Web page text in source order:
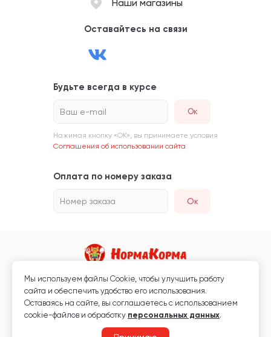
Наши магазины
Оставайтесь на связи
Будьте всегда в курсе
Ваш e-mail
Нажимая кнопку «ОК», вы принимаете условия
Соглашения об использовании сайта
Оплата по номеру заказа
Номер заказа Ок
Магазин кормов для животных и ветаптека
Любая информация, размещённая на сайте, не является публичной
офертой.
Мы используем файлы Сookie, чтобы улучшить работу
сайта и обеспечить удобство его использования.
Оставаясь на сайте, вы соглашаетесь с использованием
cookie-файлов и обработку персональных данных.